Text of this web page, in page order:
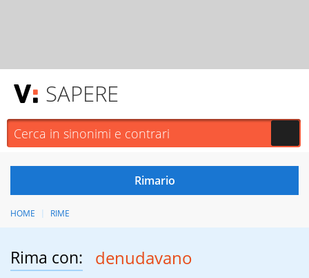
SAPERE
HOME RIME
Rima con: denudavano